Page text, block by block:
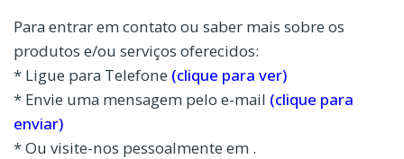
Para entrar em contato ou saber mais sobre os
produtos e/ou serviços oferecidos:
* Ligue para Telefone (clique para ver)
* Envie uma mensagem pelo e-mail (clique para
enviar)
* Ou visite-nos pessoalmente em .